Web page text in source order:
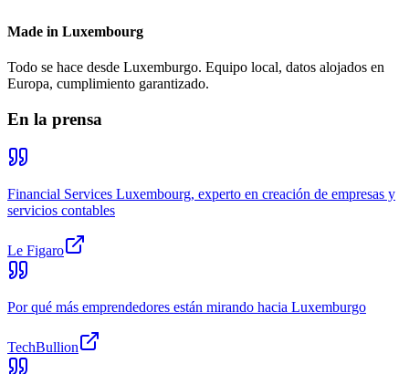
Made in Luxembourg
Todo se hace desde Luxemburgo. Equipo local, datos alojados en
Europa, cumplimiento garantizado.
En la prensa
Financial Services Luxembourg, experto en creación de empresas y
servicios contables
Le Figaro
Por qué más emprendedores están mirando hacia Luxemburgo
TechBullion